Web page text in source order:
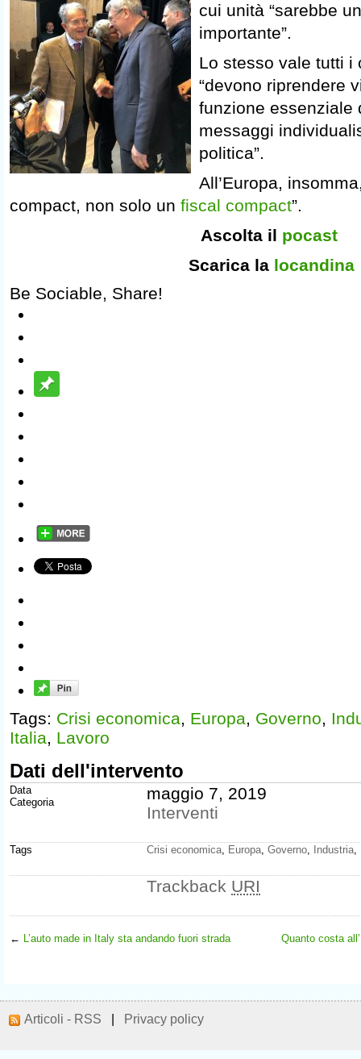
cui unità “sarebbe
importante”.
Lo stesso vale tutti i
“devono riprendere
funzione essenziale
messaggi
politica”.
All’Europa,
compact, non solo un fiscal compact”.
Ascolta il pocast
Scarica la locandina
Be Sociable, Share!
Tags: Crisi economica, Europa, Governo,
Italia, Lavoro
Dati dell'intervento
Data
Categoria
maggio 7, 2019
Interventi
Tags Crisi economica, Europa, Governo, Industria,
Trackback URI
← L’auto made in Italy sta andando fuori strada Quanto costa
Articoli - RSS Privacy policy